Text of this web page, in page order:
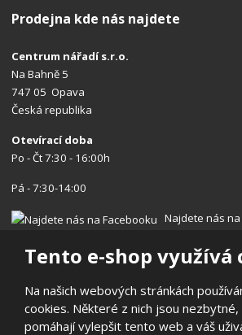
Tento e-shop využívá
Na našich webových stránkách
cookies. Některé z nich jsou
pomáhají vylepšit tento web a váš
Prodejna kde nás najdete
Centrum nářadí s.r.o.
Na Bahně 5
747 05 Opava
Česká republika
Otevírací doba
Po - Čt 7:30 - 16:00h
Pá - 7:30-14:00
Najdete nás
© 2026, Centrum nářadí s.r.o.